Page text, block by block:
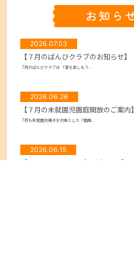
2026.07.03
【７月のばんびクラブのお知らせ】
7月のばんびクラブは 『夏を楽しもう...
2026.06.26
【７月の未就園児園庭開放のご案内】
7月も未就園児親子を対象とした『園庭...
2026.06.15
【6月のばんびクラブのお知らせ】